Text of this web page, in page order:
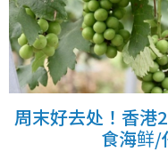
周末好去处！香港
食海鲜/